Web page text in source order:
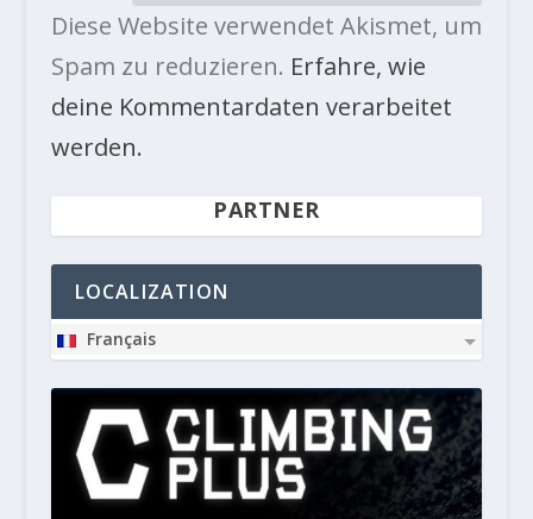
Diese Website verwendet Akismet, um
Spam zu reduzieren. Erfahre, wie
deine Kommentardaten verarbeitet
werden.
PARTNER
LOCALIZATION
Français